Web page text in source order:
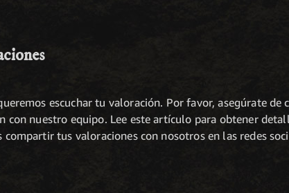
escuchar tu valoración. Por favor, asegúrate de
con nuestro equipo. Lee este artículo para obtener
compartir tus valoraciones con nosotros en las redes